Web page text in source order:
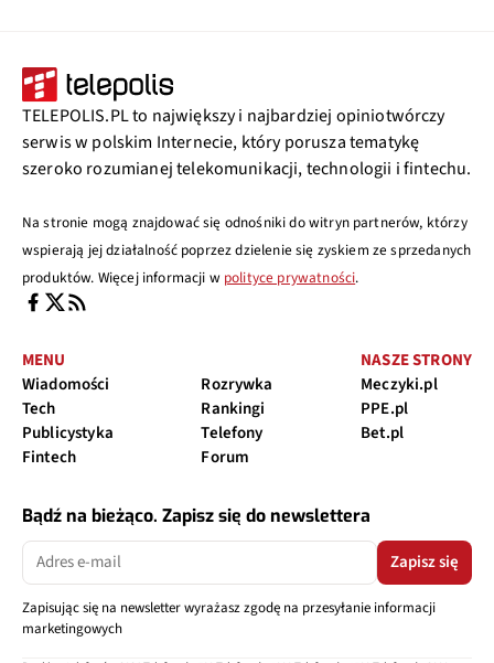
TELEPOLIS.PL to największy i najbardziej opiniotwórczy
serwis w polskim Internecie, który porusza tematykę
szeroko rozumianej telekomunikacji, technologii i fintechu.
Na stronie mogą znajdować się odnośniki do witryn partnerów, którzy
wspierają jej działalność poprzez dzielenie się zyskiem ze sprzedanych
produktów. Więcej informacji w polityce prywatności.
MENU
Wiadomości
Tech
Publicystyka
Fintech
Rozrywka
Rankingi
Telefony
Forum
NASZE STRONY
Meczyki.pl
PPE.pl
Bet.pl
Bądź na bieżąco. Zapisz się do newslettera
Zapisz się
Zapisując się na newsletter wyrażasz zgodę na przesyłanie informacji
marketingowych